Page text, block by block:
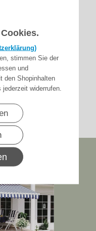
stimmen Sie der
und
den Shopinhalten
widerrufen.